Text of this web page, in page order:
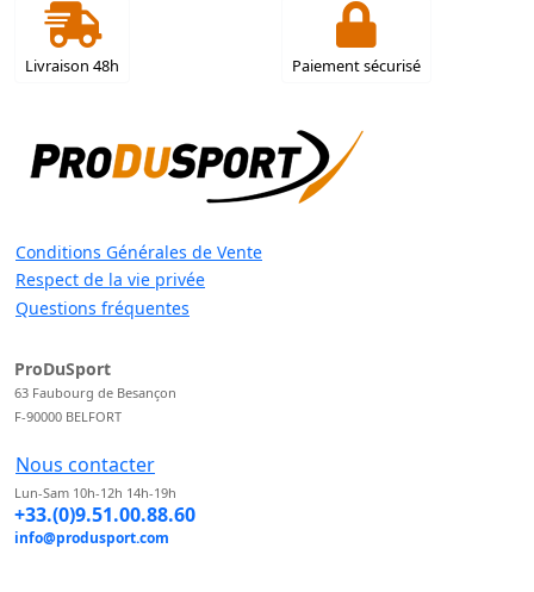
Livraison 48h Paiement sécurisé
Conditions Générales de Vente
Respect de la vie privée
Questions fréquentes
ProDuSport
63 Faubourg de Besançon
F-90000 BELFORT
Nous contacter
Lun-Sam 10h-12h 14h-19h
+33.(0)9.51.00.88.60
info@produsport.com